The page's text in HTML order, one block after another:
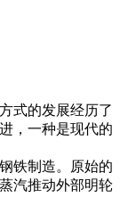
式的发展经历了
，一种是现代的
铁制造。原始的
汽推动外部明轮